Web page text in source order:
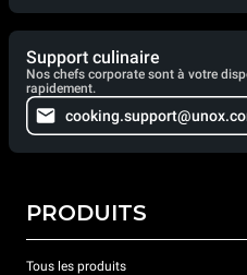
Support culinaire
Nos chefs corporate sont à votre
rapidement.
PRODUITS
Tous les produits